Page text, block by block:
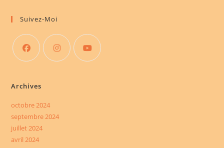
Suivez-Moi
nouvel
onglet
nouvel
onglet
Archives
octobre 2024
septembre 2024
juillet 2024
avril 2024